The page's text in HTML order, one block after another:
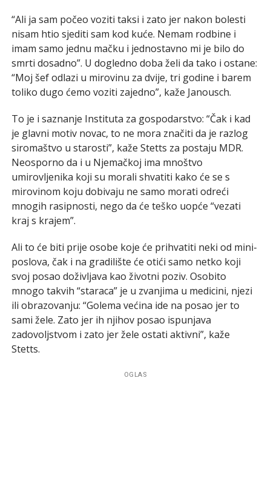
“Ali ja sam počeo voziti taksi i zato jer nakon bolesti
nisam htio sjediti sam kod kuće. Nemam rodbine i
imam samo jednu mačku i jednostavno mi je bilo do
smrti dosadno”. U dogledno doba želi da tako i ostane:
“Moj šef odlazi u mirovinu za dvije, tri godine i barem
toliko dugo ćemo voziti zajedno”, kaže Janousch.
To je i saznanje Instituta za gospodarstvo: “Čak i kad
je glavni motiv novac, to ne mora značiti da je razlog
siromaštvo u starosti”, kaže Stetts za postaju MDR.
Neosporno da i u Njemačkoj ima mnoštvo
umirovljenika koji su morali shvatiti kako će se s
mirovinom koju dobivaju ne samo morati odreći
mnogih rasipnosti, nego da će teško uopće “vezati
kraj s krajem”.
Ali to će biti prije osobe koje će prihvatiti neki od mini-
poslova, čak i na gradilište će otići samo netko koji
svoj posao doživljava kao životni poziv. Osobito
mnogo takvih “staraca” je u zvanjima u medicini, njezi
ili obrazovanju: “Golema većina ide na posao jer to
sami žele. Zato jer ih njihov posao ispunjava
zadovoljstvom i zato jer žele ostati aktivni”, kaže
Stetts.
OGLAS